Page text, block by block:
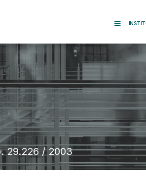
29.226 / 2003